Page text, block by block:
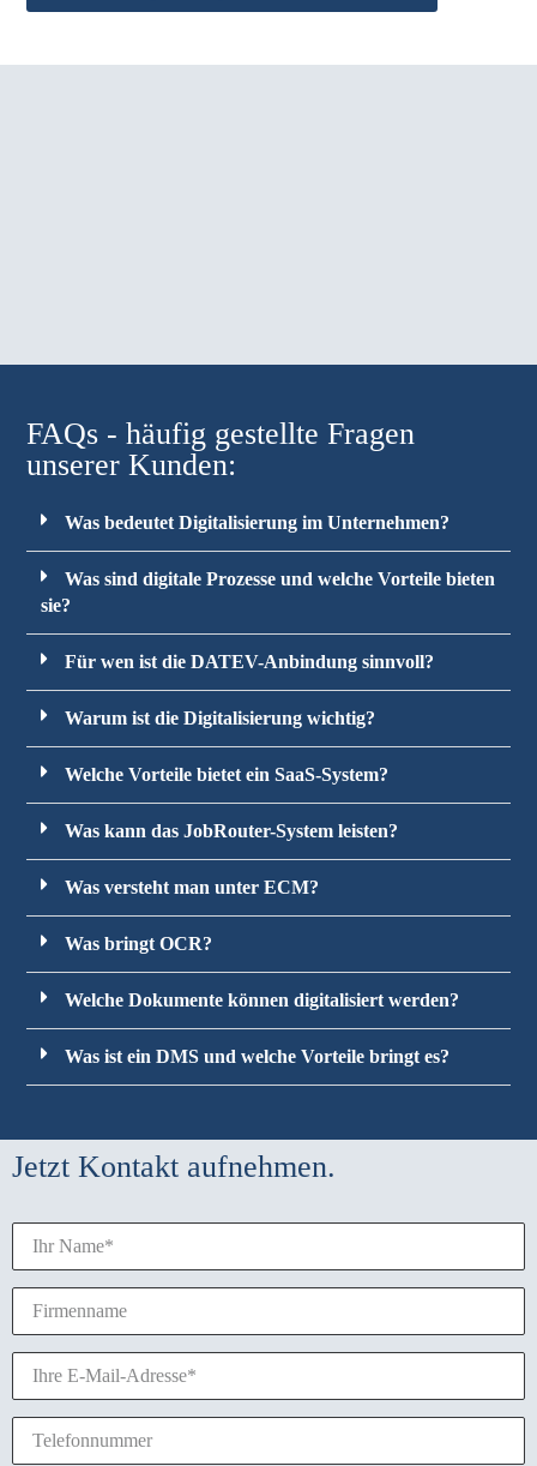
FAQs - häufig gestellte Fragen
unserer Kunden:
Was bedeutet Digitalisierung im Unternehmen?
Was sind digitale Prozesse und welche Vorteile bieten
sie?
Für wen ist die DATEV-Anbindung sinnvoll?
Warum ist die Digitalisierung wichtig?
Welche Vorteile bietet ein SaaS-System?
Was kann das JobRouter-System leisten?
Was versteht man unter ECM?
Was bringt OCR?
Welche Dokumente können digitalisiert werden?
Was ist ein DMS und welche Vorteile bringt es?
Jetzt Kontakt aufnehmen.